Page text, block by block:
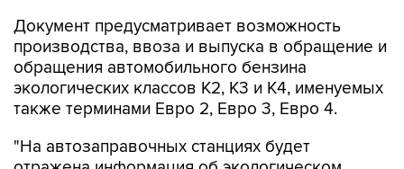
обращения автомобильного бензина
экологических классов К2, К3 и К4, именуемых
также терминами Евро 2, Евро 3, Евро 4.
"На автозаправочных станциях будет
классе такого отпускаемого топлива.